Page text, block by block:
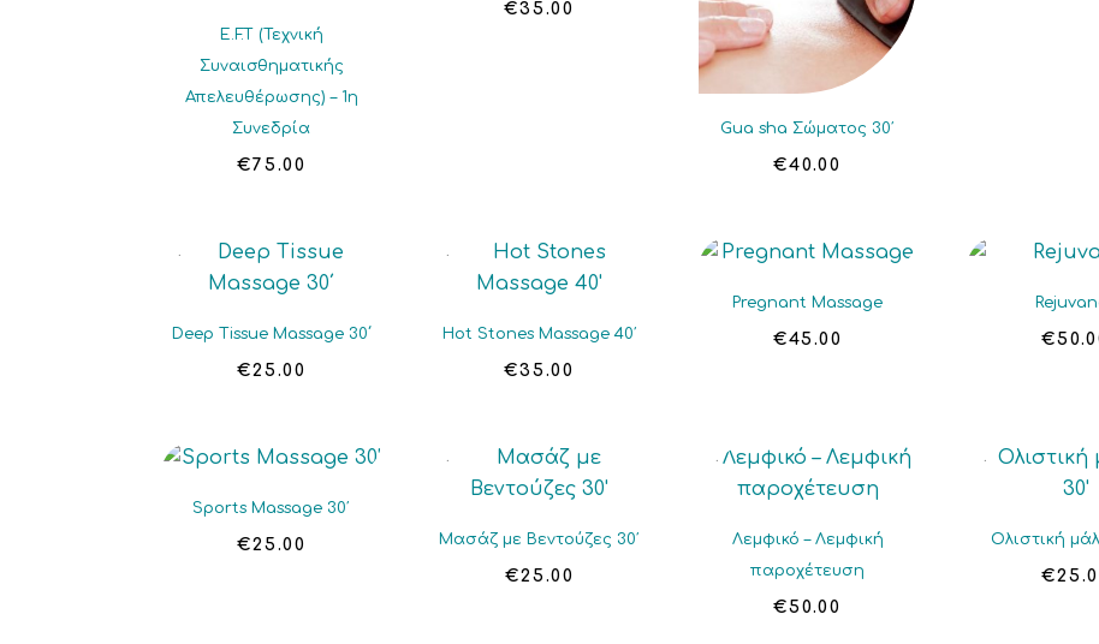
E.F.T (Τεχνική
Συναισθηματικής
Απελευθέρωσης) – 1η
Συνεδρία
€75.00
€35.00
Gua sha Σώματος 30′
€40.00
Deep Tissue Massage 30΄
€25.00
Hot Stones Massage 40′
€35.00
Pregnant Massage
€45.00 €
Sports Massage 30′
€25.00 Μασάζ με Βεντούζες 30′
€25.00
Λεμφικό – Λεμφική
παροχέτευση
€50.00
Ολιστική
€